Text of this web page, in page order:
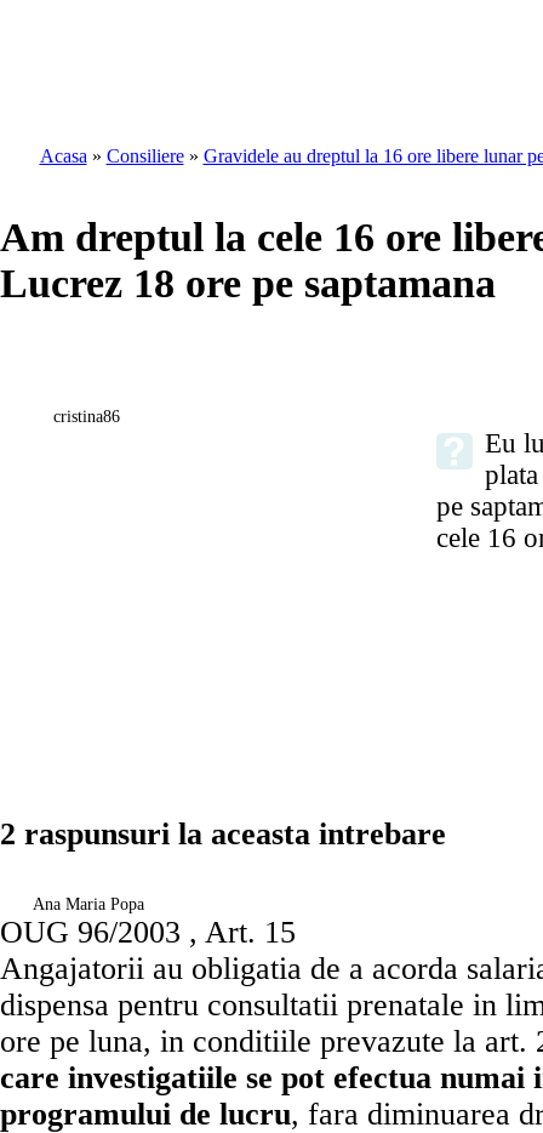
Acasa » Consiliere» Gravidele au dreptul la 16 ore libere lunar
Am dreptul la cele 16 ore
Lucrez 18 ore pe saptamana
cristina86
Eu
pe
cele 16
2 raspunsuri la aceasta intrebare
Ana Maria Popa
OUG 96/2003 , Art. 15
Angajatorii au obligatia de a acorda
dispensa pentru consultatii prenatale in
ore pe luna, in conditiile prevazute la
care investigatiile se pot efectua numai
programului de lucru, fara diminuarea